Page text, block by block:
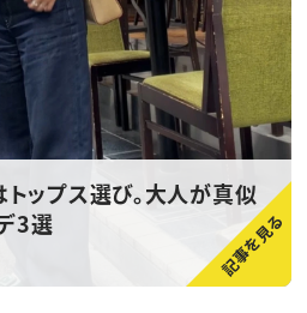
ップス選び。大人が真似
3選